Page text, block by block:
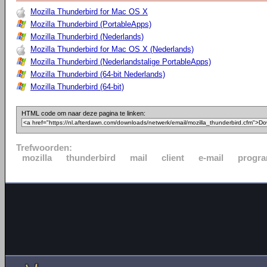
Mozilla Thunderbird for Mac OS X
Mozilla Thunderbird (PortableApps)
Mozilla Thunderbird (Nederlands)
Mozilla Thunderbird for Mac OS X (Nederlands)
Mozilla Thunderbird (Nederlandstalige PortableApps)
Mozilla Thunderbird (64-bit Nederlands)
Mozilla Thunderbird (64-bit)
HTML code om naar deze pagina te linken:
Trefwoorden:
mozilla
thunderbird mail client e-mail